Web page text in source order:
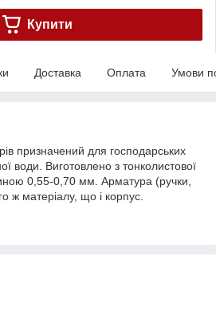
Купити
Доставка Оплата Умови
призначений для господарських
води. Виготовлено з тонколистової
0,55-0,70 мм. Арматура (ручки,
ж матеріалу, що і корпус.